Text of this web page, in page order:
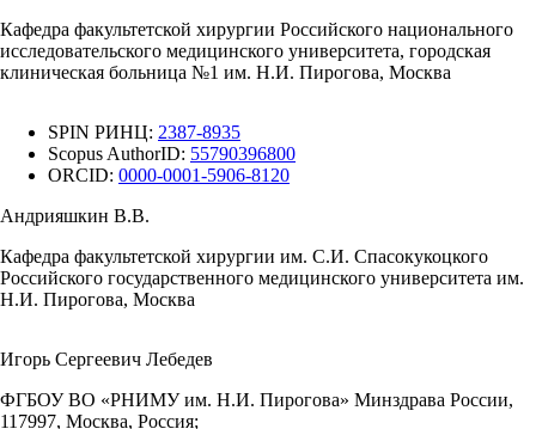
Кафедра факультетской хирургии Российского национального
исследовательского медицинского университета, городская
клиническая больница №1 им. Н.И. Пирогова, Москва
SPIN РИНЦ: 2387-8935
Scopus AuthorID: 55790396800
ORCID: 0000-0001-5906-8120
Андрияшкин В.В.
Кафедра факультетской хирургии им. С.И. Спасокукоцкого
Российского государственного медицинского университета им.
Н.И. Пирогова, Москва
Игорь Сергеевич Лебедев
ФГБОУ ВО «РНИМУ им. Н.И. Пирогова» Минздрава России,
117997, Москва, Россия;